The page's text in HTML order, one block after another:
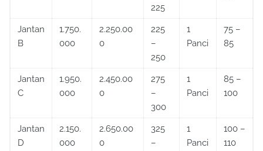
225
Jantan
B
1.750.
000
2.250.00
0
225
–
250
1
Panci
75 –
85
Jantan
C
1.950.
000
2.450.00
0
275
–
300
1
Panci
85 –
100
Jantan
D
2.150.
000
2.650.00
0
325
–
1
Panci
100 –
110